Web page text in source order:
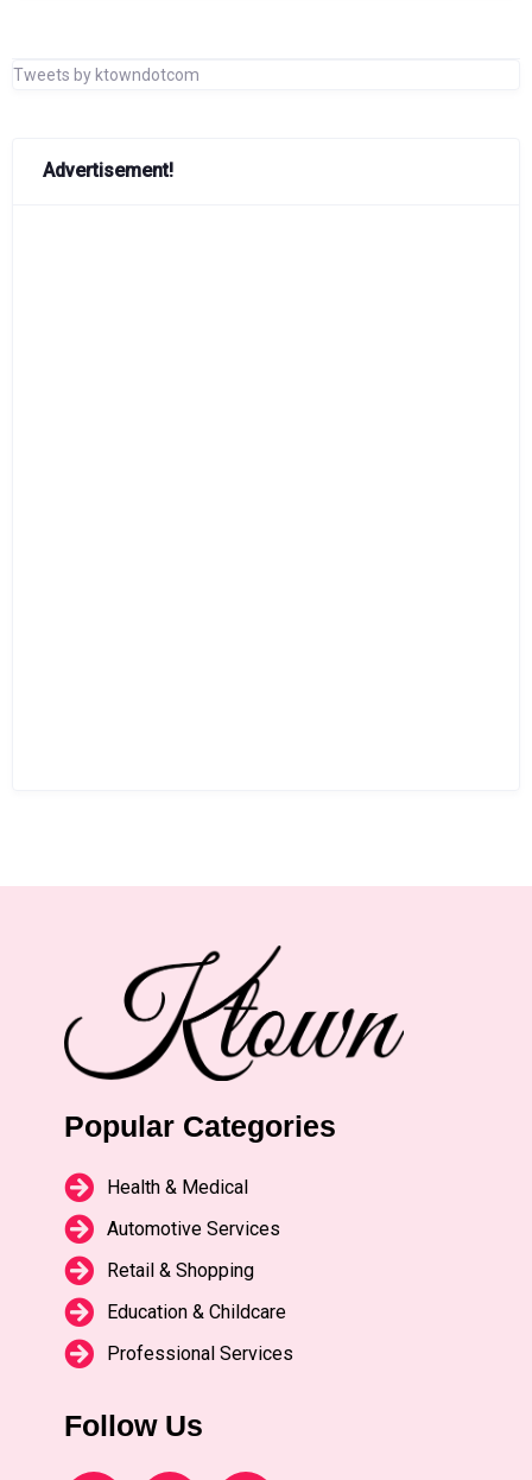
Tweets by ktowndotcom
Advertisement!
Popular Categories
Health & Medical
Automotive Services
Retail & Shopping
Education & Childcare
Professional Services
Follow Us